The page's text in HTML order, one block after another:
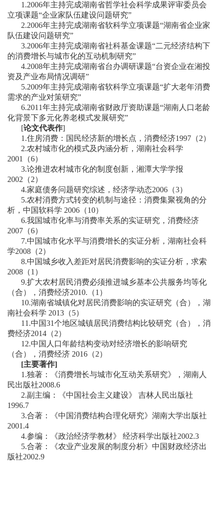
1.2006年主持完成湖南省哲学社会科学成果评审委员会
立项课题“企业家队伍建设问题研究”
2.2006年主持完成湖南省软科学立项课题“湖南省企业家
队伍建设问题研究”
3.2006年主持完成湖南省社科基金课题“二元经济结构下
的消费增长与城市化的互动机制研究”
4.2008年主持完成湖南省台办调研课题“台资企业在湘投
资及产业布局情况调研”
5.2009年主持完成湖南省软科学立项课题“扩大老年消费
需求的产业对策研究”
6.2011年主持完成湖南省财政厅资助课题“湖南人口老龄
化背景下多元化养老模式发展研究”
[论文代表作]
1.住房消费：国民经济新的增长点，消费经济1997（2）
2.农村城市化的模式及内涵分析，湖南社会科学
2001（6）
3.论推进农村城市化的制度创新，湘潭大学学报
2002（2）
4.家庭债务问题研究综述，经济学动态2006（3）
5.农村消费方式转变的机制与途径：消费集聚视角的分
析，中国软科学 2006（10）
6.我国城市化率与消费率关系的实证研究，消费经济
2007（6）
7.中国城市化水平与消费增长的实证分析，湖南社会科
学2008（2）
8.中国城乡收入差距对居民消费影响的实证分析，求索
2008（1）
9.扩大农村居民消费必须推进城乡基本公共服务均等化
（合），消费经济2010.（1）
10.湖南省城镇化对居民消费影响的实证研究（合），湖
南社会科学 2013（5）
11.中国31个地区城镇居民消费结构比较研究（合），消
费经济2014（2）
12.中国人口年龄结构变动对经济增长的影响研究
（合），消费经济 2016（2）
[主要著作]
1.独著：《消费增长与城市化互动关系研究》，湖南人
民出版社2008.6
2.副主编：《中国社会主义建设》 吉林人民出版社
1996.7
3.合著：《中国消费结构合理化研究》湖南大学出版社
2001.4
4.参编：《政治经济学教材》 经济科学出版社2002.3
5.合著：《农业产业发展的制度分析》中国财政经济出
版社2002.9